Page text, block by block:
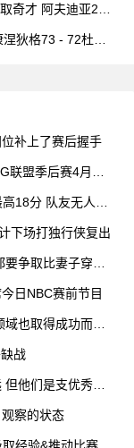
奇才 阿夫迪亚20+
狄格73 - 72杜克
补上了赛后握手
联盟季后赛4月开
18分 队友无人上
下场打独行侠复出
要争取比妻子穿得
日NBC赛前节目
域也取得成功而自
战
但他们是支优秀球
察的状态